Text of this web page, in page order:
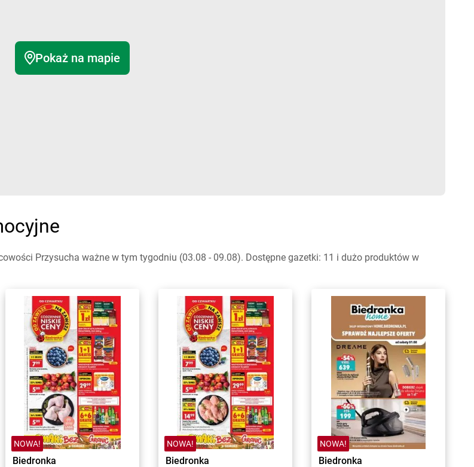
Pokaż na mapie
Przysucha ważne w tym tygodniu (03.08 - 09.08). Dostępne gazetki: 11 i dużo produktów w
NOWA!
Biedronka
NOWA!
Biedronka
NOWA!
Biedronka